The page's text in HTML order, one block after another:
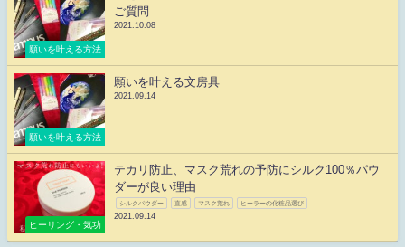
願いを叶える方法
ご質問
2021.10.08
願いを叶える方法
願いを叶える文房具
2021.09.14
ヒーリング・気功
テカリ防止、マスク荒れの予防にシルク100％パウ
ダーが良い理由
シルクパウダー 直感 マスク荒れ ヒーラーの化粧品選び
2021.09.14